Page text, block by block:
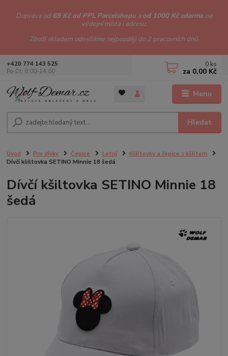
Doprava od69 Kč od PPL Parcelshopu a od 1000 Kč zdarma na
výdejní místa i adresu.
Zboží skladem odesíláme nejpozději do 2 pracovních dnů.
Menu
Hledat
+420 774 143 525
Po-Čt: 8.00-14.00
0 ks
za 0,00 Kč
Úvod Pro dívky Čepice Letní
Kšiltovky a čepice s kšiltem
Dívčí kšiltovka SETINO Minnie 18 šedá
Dívčí kšiltovka SETINO Minnie 18
šedá